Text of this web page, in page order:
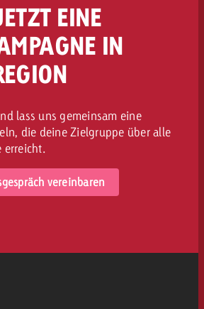
EINE
IN
lass uns gemeinsam eine
die deine Zielgruppe über alle
erreicht.
vereinbaren